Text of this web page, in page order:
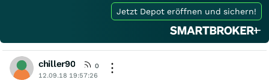
Jetzt Depot eröffnen und sichern!
chiller90
0
12.09.18 19:57:26